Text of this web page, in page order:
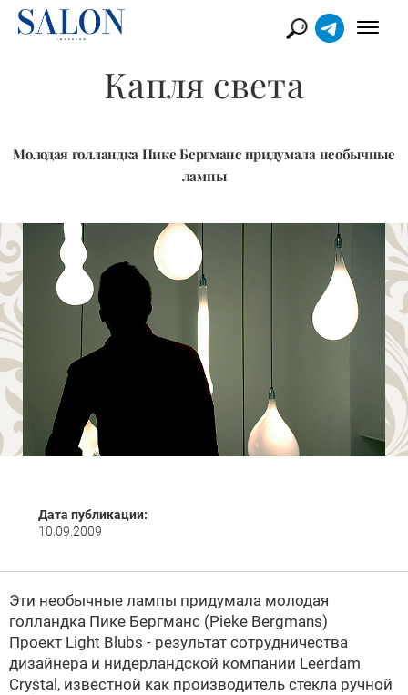
Капля света
Молодая голландка Пике Бергманс придумала необычные
лампы
Дата публикации:
10.09.2009
Эти необычные лампы придумала молодая
голландка Пике Бергманс (Pieke Bergmans)
Проект Light Blubs - результат сотрудничества
дизайнера и нидерландской компании Leerdam
Crystal, известной как производитель стекла ручной